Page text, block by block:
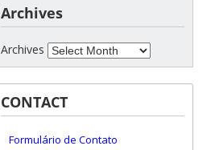
Archives
Archives
CONTACT
Formulário de Contato